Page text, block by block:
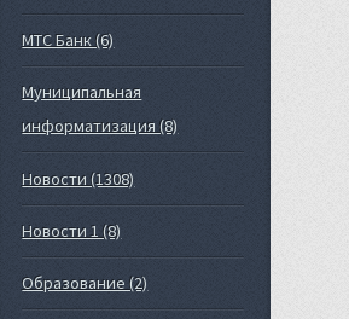
МТС Банк (6)
Муниципальная
информатизация (8)
Новости (1308)
Новости 1 (8)
Образование (2)